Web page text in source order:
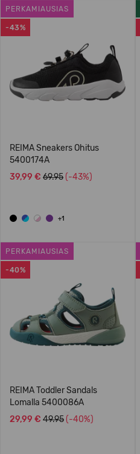
-43%
PERKAMIAUSIAS
REIMA Sneakers Ohitus
5400174A
39,99 € 69.95 (-43%)
+1
-40%
PERKAMIAUSIAS
REIMA Toddler Sandals
Lomalla 5400086A
29,99 € 49.95 (-40%)